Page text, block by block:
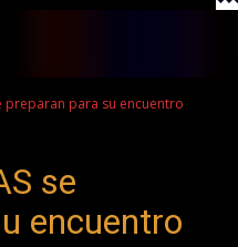
preparan para su encuentro
se
encuentro